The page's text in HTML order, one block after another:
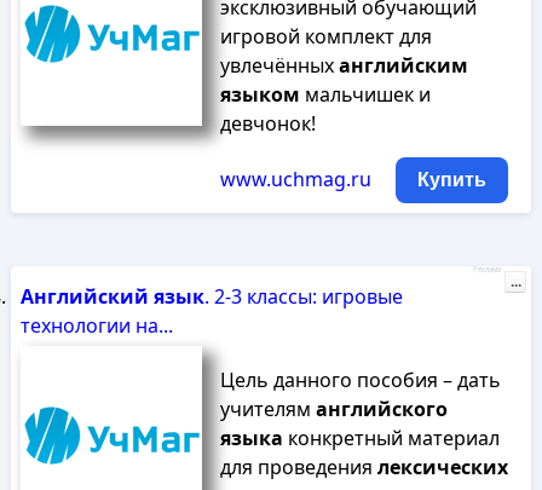
эксклюзивный обучающий
игровой комплект для
увлечённыханглийским
языком мальчишек и
девчонок!
www.uchmag.ru Купить
Английский язык. 2-3 классы: игровые
технологии на...
Цель данного пособия – дать
учителям английского
языка конкретный материал
для проведения лексических
Реклама
...